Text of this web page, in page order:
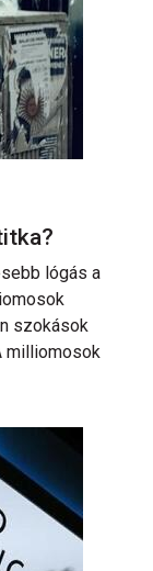
lógás a
szokások
milliomosok